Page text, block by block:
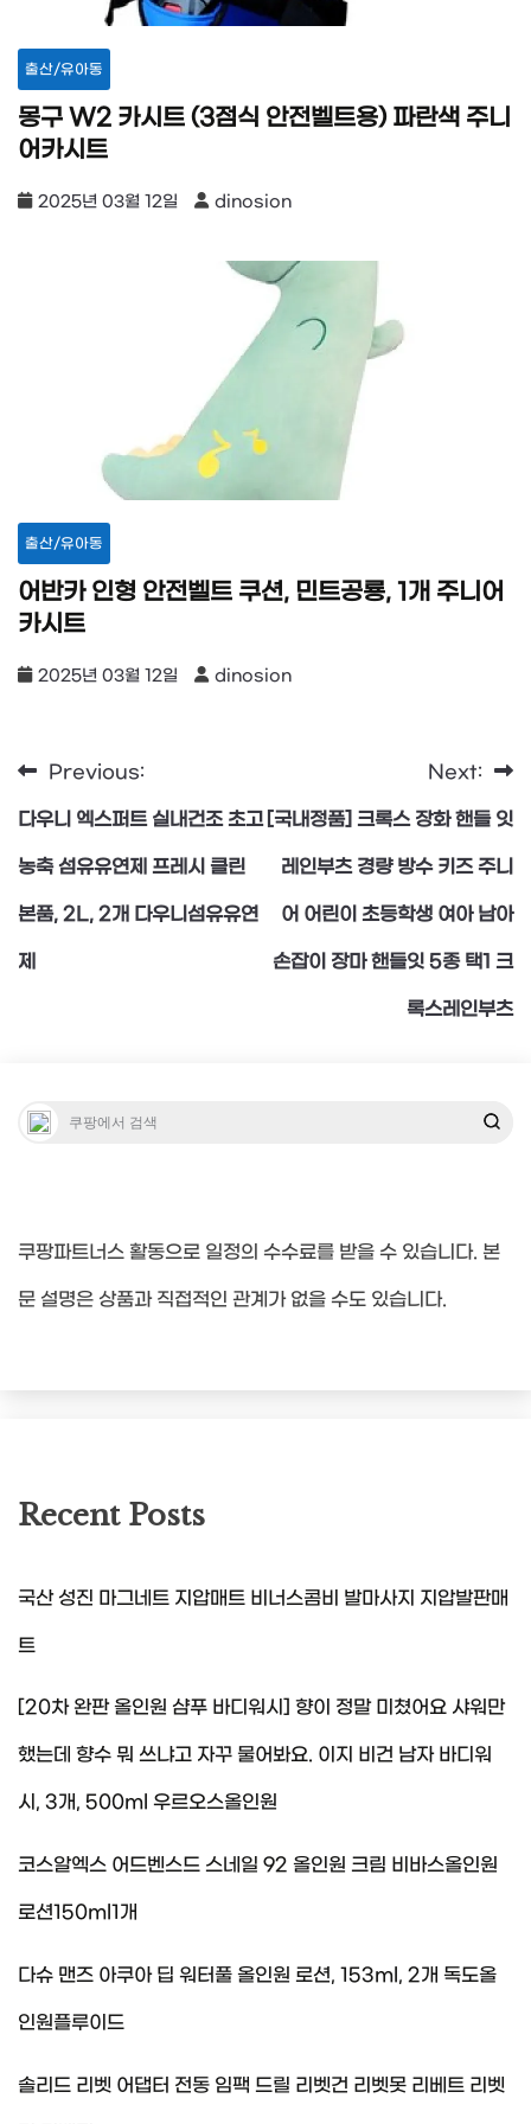
출산/유아동
몽구 W2 카시트 (3점식 안전벨트용) 파란색 주니
어카시트
2025년 03월 12일 dinosion
출산/유아동
어반카 인형 안전벨트 쿠션, 민트공룡, 1개 주니어
카시트
2025년 03월 12일 dinosion
글
탐
색
Previous:
다우니 엑스퍼트 실내건조 초고
농축 섬유유연제 프레시 클린
본품, 2L, 2개 다우니섬유유연
제
Next:
[국내정품] 크록스 장화 핸들 잇
레인부츠 경량 방수 키즈 주니
어 어린이 초등학생 여아 남아
손잡이 장마 핸들잇 5종 택1 크
록스레인부츠
쿠팡파트너스 활동으로 일정의 수수료를 받을 수 있습니다. 본
문 설명은 상품과 직접적인 관계가 없을 수도 있습니다.
Recent Posts
국산 성진 마그네트 지압매트 비너스콤비 발마사지 지압발판매
트
[20차 완판 올인원 샴푸 바디워시] 향이 정말 미쳤어요 샤워만
했는데 향수 뭐 쓰냐고 자꾸 물어봐요. 이지 비건 남자 바디워
시, 3개, 500ml 우르오스올인원
코스알엑스 어드벤스드 스네일 92 올인원 크림 비바스올인원
로션150ml1개
다슈 맨즈 아쿠아 딥 워터풀 올인원 로션, 153ml, 2개 독도올
인원플루이드
솔리드 리벳 어댑터 전동 임팩 드릴 리벳건 리벳못 리베트 리벳